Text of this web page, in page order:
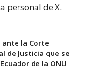
personal de X.
ante la Corte
de Justicia que se
de la ONU